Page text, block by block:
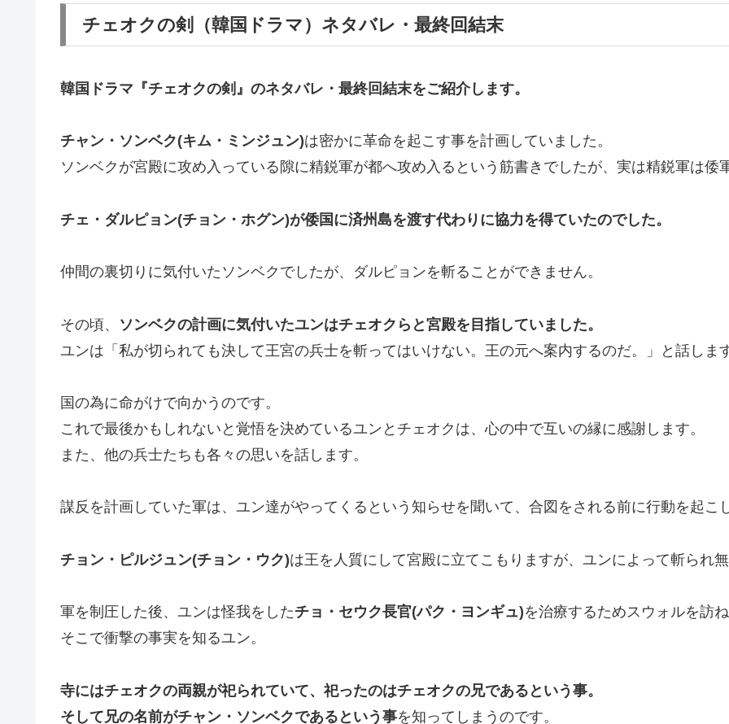
チェオクの剣（韓国ドラマ）ネタバレ・最終回結末
韓国ドラマ『チェオクの剣』のネタバレ・最終回結末をご紹介します。
チャン・ソンベク(キム・ミンジュン)は密かに革命を起こす事を計画していました。
ソンベクが宮殿に攻め入っている隙に精鋭軍が都へ攻め入るという筋書きでしたが、実は精鋭軍は倭
チェ・ダルピョン(チョン・ホグン)が倭国に済州島を渡す代わりに協力を得ていたのでした。
仲間の裏切りに気付いたソンベクでしたが、ダルピョンを斬ることができません。
その頃、 ソンベクの計画に気付いたユンはチェオクらと宮殿を目指していました。
ユンは「私が切られても決して王宮の兵士を斬ってはいけない。王の元へ案内するのだ。」と話しま
国の為に命がけで向かうのです。
これで最後かもしれないと覚悟を決めているユンとチェオクは、心の中で互いの縁に感謝します。
また、他の兵士たちも各々の思いを話します。
謀反を計画していた軍は、ユン達がやってくるという知らせを聞いて、合図をされる前に行動を起こ
チョン・ピルジュン(チョン・ウク)は王を人質にして宮殿に立てこもりますが、ユンによって斬られ
軍を制圧した後、ユンは怪我をしたチョ・セウク長官(パク・ヨンギュ)を治療するためスウォルを訪
そこで衝撃の事実を知るユン。
寺にはチェオクの両親が祀られていて、祀ったのはチェオクの兄であるという事。
そして兄の名前がチャン・ソンベクであるという事を知ってしまうのです。